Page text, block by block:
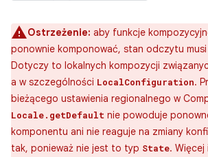
Ostrzeżenie: aby funkcje
ponownie komponować, stan odczytu
Dotyczy to lokalnych kompozycji
a w szczególności LocalConfiguration.
bieżącego ustawienia regionalnego w
Locale.getDefault nie powoduje
komponentu ani nie reaguje na zmiany
tak, ponieważ nie jest to typ State.